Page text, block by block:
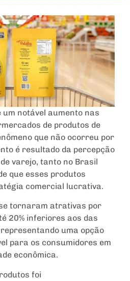
um notável aumento nas
de produtos de
que não ocorreu por
é resultado da percepção
varejo, tanto no Brasil
que esses produtos
comercial lucrativa.
tornaram atrativas por
20% inferiores aos das
uma opção
para os consumidores em
econômica.
foi